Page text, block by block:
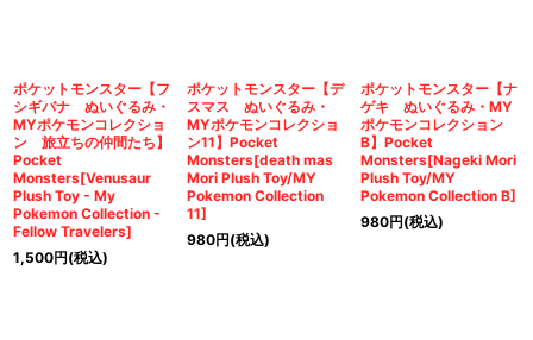
ポケットモンスター【フ
シギバナ ぬいぐるみ・
MYポケモンコレクショ
ン 旅立ちの仲間たち】
Pocket
Monsters[Venusaur
Plush Toy - My
Pokemon Collection -
Fellow Travelers]
1,500円(税込)
ポケットモンスター【デ
スマス ぬいぐるみ・
MYポケモンコレクショ
ン11】Pocket
Monsters[death mas
Mori Plush Toy/MY
Pokemon Collection
11]
980円(税込)
ポケットモンスター【ナ
ゲキ ぬいぐるみ・MY
ポケモンコレクション
B】Pocket
Monsters[Nageki Mori
Plush Toy/MY
Pokemon Collection B]
980円(税込)